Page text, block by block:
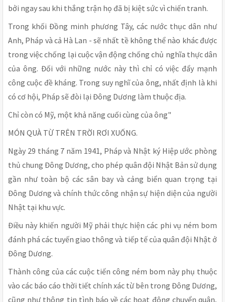
bởi ngay sau khi thắng trận họ đã bị kiệt sức vì chiến tranh.
Trong khối Đồng minh phương Tây, các nước thục dân như
Anh, Pháp và cả Hà Lan - sẽ nhất tề không thể nào khác được
trong việc chống lại cuộc vận động chống chủ nghĩa thực dân
của ông. Đối với những nước này thì chỉ có việc đẩy mạnh
công cuộc đề kháng. Trong suy nghĩ của ông, nhất định là khi
có cơ hội, Pháp sẽ đòi lại Đông Dương làm thuộc địa.
Chỉ còn có Mỹ, một khả năng cuối cùng của ông"
MÓN QUÀ TỪ TRÊN TRỜI RƠI XUỐNG.
Ngày 29 tháng 7 năm 1941, Pháp và Nhật ký Hiệp ước phòng
thủ chung Đông Dương, cho phép quân đội Nhật Bản sử dụng
gần như toàn bộ các sân bay và cảng biển quan trọng tại
Đông Dương và chính thức công nhận sự hiện diện của người
Nhật tại khu vực.
Điều này khiến người Mỹ phải thực hiện các phi vụ ném bom
đánh phá các tuyến giao thông và tiếp tế của quân đội Nhật ở
Đông Dương.
Thành công của các cuộc tiến công ném bom này phụ thuộc
vào các báo cáo thời tiết chính xác từ bên trong Đông Dương,
cũng như thông tin tình báo về các hoạt động chuyển quân,